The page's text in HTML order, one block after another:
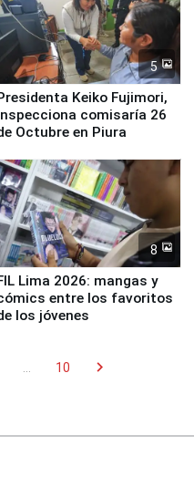
5
Keiko Fujimori,
comisaría 26
Octubre en Piura
8
Lima 2026: mangas y
entre los favoritos
los jóvenes
10 chevron_right